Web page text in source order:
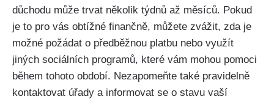
důchodu může trvat několik týdnů až měsíců. Pokud
je to pro vás obtížné finančně, můžete zvážit, zda je
možné požádat o předběžnou platbu nebo využít
jiných sociálních programů, které vám mohou pomoci
během tohoto období. Nezapomeňte také pravidelně
kontaktovat úřady a informovat se o stavu vaší